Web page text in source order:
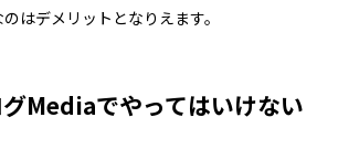
はデメリットとなりえます。
Mediaでやってはいけない